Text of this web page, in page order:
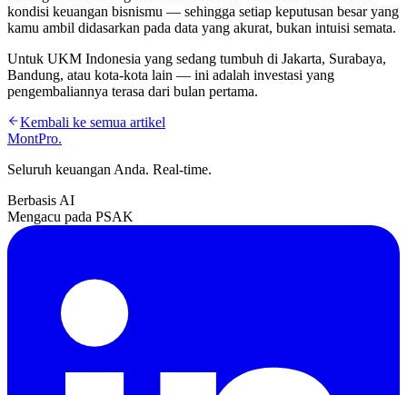
kondisi keuangan bisnismu — sehingga setiap keputusan besar yang
kamu ambil didasarkan pada data yang akurat, bukan intuisi semata.
Untuk UKM Indonesia yang sedang tumbuh di Jakarta, Surabaya,
Bandung, atau kota-kota lain — ini adalah investasi yang
pengembaliannya terasa dari bulan pertama.
Kembali ke semua artikel
MontPro.
Seluruh keuangan Anda. Real-time.
Berbasis AI
Mengacu pada PSAK